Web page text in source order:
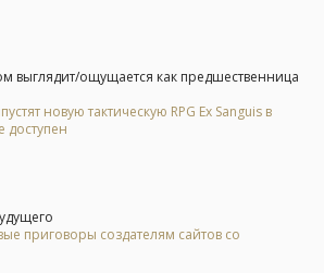
выглядит/ощущается как предшественница
новую тактическую RPG Ex Sanguis в
доступен
приговоры создателям сайтов со